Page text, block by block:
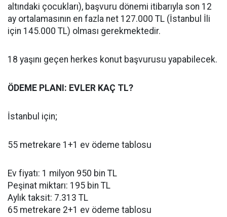
altındaki çocukları), başvuru dönemi itibarıyla son 12
ay ortalamasının en fazla net 127.000 TL (İstanbul İli
için 145.000 TL) olması gerekmektedir.
18 yaşını geçen herkes konut başvurusu yapabilecek.
ÖDEME PLANI: EVLER KAÇ TL?
İstanbul için;
55 metrekare 1+1 ev ödeme tablosu
Ev fiyatı: 1 milyon 950 bin TL
Peşinat miktarı: 195 bin TL
Aylık taksit: 7.313 TL
65 metrekare 2+1 ev ödeme tablosu